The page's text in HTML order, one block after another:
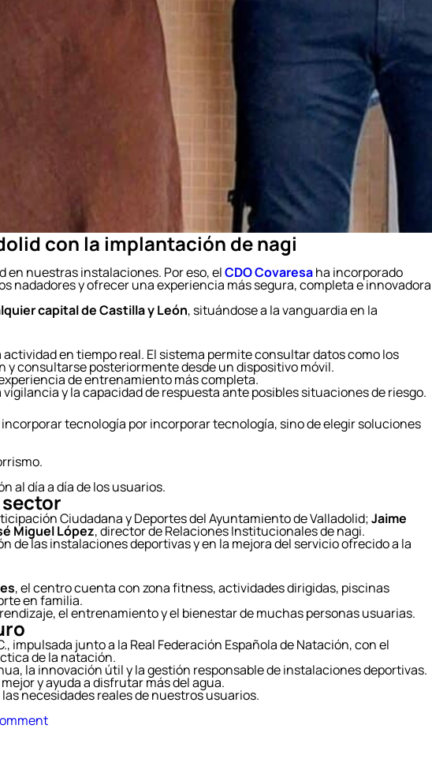
con la implantación de nagi
en nuestras instalaciones. Por eso, elCDO Covaresaha incorporado
y ofrecer una experiencia más segura, completa e innovadora
capital de Castilla y León, situándose a la vanguardia en la
en tiempo real. El sistema permite consultar datos como los
y consultarse posteriormente desde un dispositivo móvil.
de entrenamiento más completa.
y la capacidad de respuesta ante posibles situaciones de riesgo.
tecnología por incorporar tecnología, sino de elegir soluciones
al día a día de los usuarios.
Ciudadana y Deportes del Ayuntamiento de Valladolid;Jaime
Miguel López, director de Relaciones Institucionales de nagi.
las instalaciones deportivas y en la mejora del servicio ofrecido a la
, el centro cuenta con zona fitness, actividades dirigidas, piscinas
en familia.
el entrenamiento y el bienestar de muchas personas usuarias.
impulsada junto a la Real Federación Española de Natación, con el
de la natación.
la innovación útil y la gestión responsable de instalaciones deportivas.
y ayuda a disfrutar más del agua.
necesidades reales de nuestros usuarios.
on